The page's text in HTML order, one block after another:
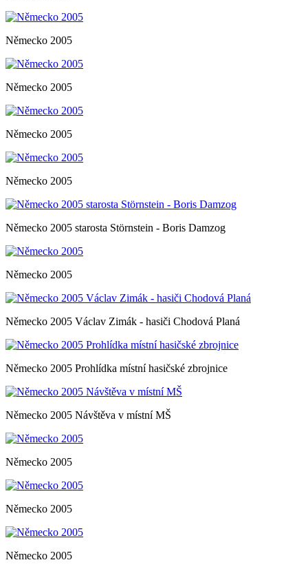
Německo 2005
Německo 2005
Německo 2005
Německo 2005
Německo 2005 starosta Störnstein - Boris Damzog
Německo 2005
Německo 2005 Václav Zimák - hasiči Chodová Planá
Německo 2005 Prohlídka místní hasičské zbrojnice
Německo 2005 Návštěva v místní MŠ
Německo 2005
Německo 2005
Německo 2005